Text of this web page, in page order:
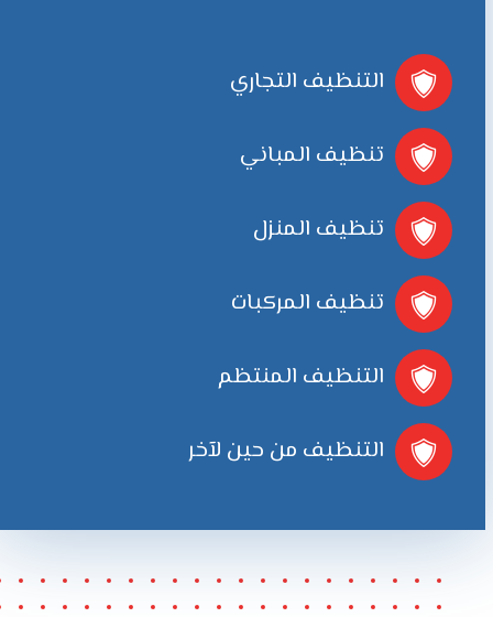
التنظيف التجاري
تنظيف المباني
تنظيف المنزل
تنظيف المركبات
التنظيف المنتظم
التنظيف من حين لآخر